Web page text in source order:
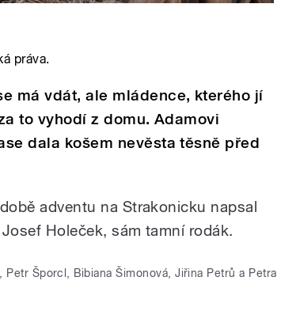
práva.
má vdát, ale mládence, kterého jí
to vyhodí z domu. Adamovi
dala košem nevěsta těsně před
adventu na Strakonicku napsal
Holeček, sám tamní rodák.
Petr Šporcl, Bibiana Šimonová, Jiřina Petrů a Petra